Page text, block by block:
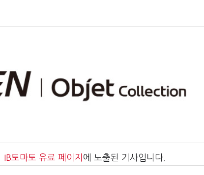
IB토마토 유료 페이지 에 노출된 기사입니다.